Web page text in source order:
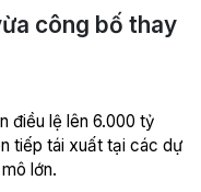
công bố thay
điều lệ lên 6.000 tỷ
tiếp tái xuất tại các dự
lớn.